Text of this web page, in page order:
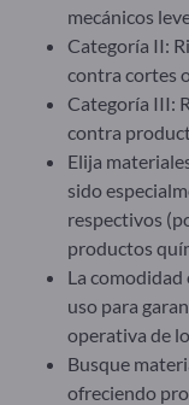
mecánicos
Categoría II:
contra cortes
Categoría III:
contra
Elija
sido
respectivos
productos
La
uso para
operativa de
Busque
ofreciendo